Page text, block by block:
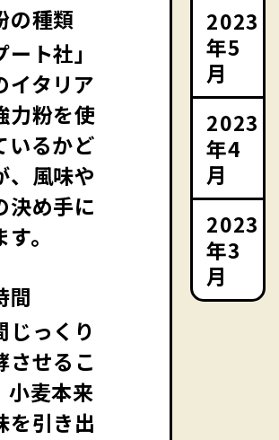
の種類
ート社」
イタリア
力粉を使
いるかど
、風味や
決め手に
。
間
じっくり
させるこ
小麦本来
を引き出
2023
年5
月
2023
年4
月
2023
年3
月